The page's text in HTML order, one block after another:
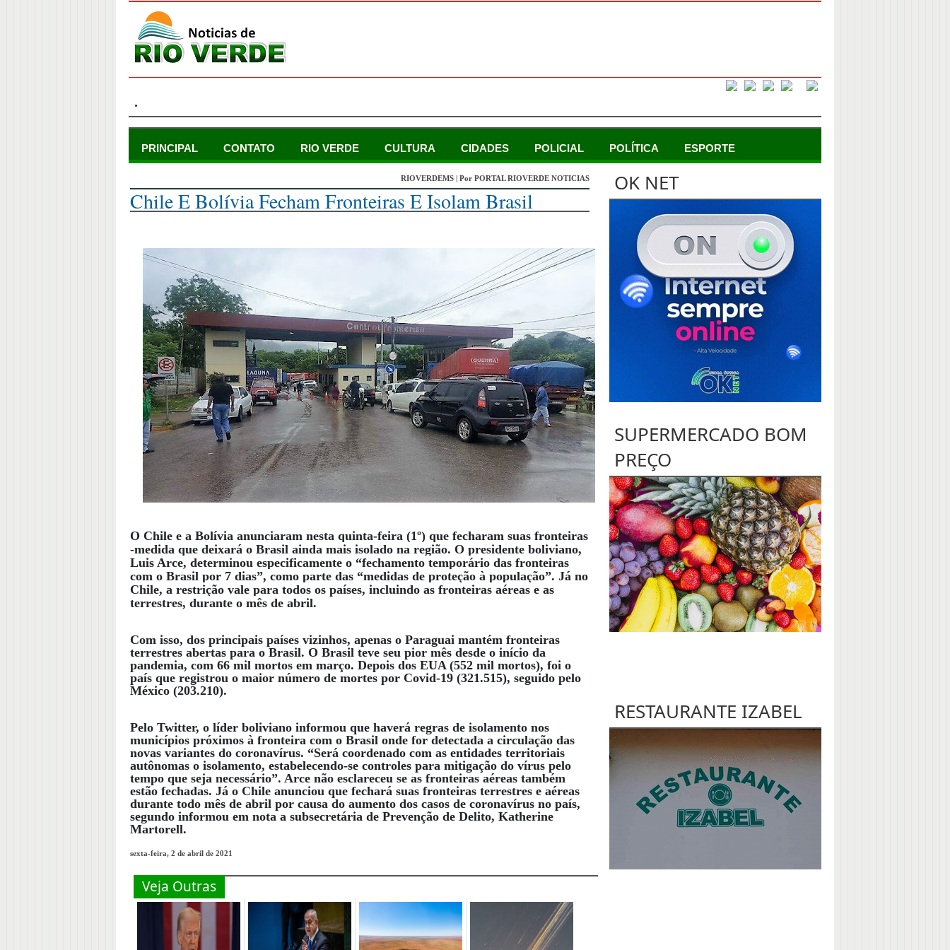
.
PRINCIPAL CONTATO RIO VERDE CULTURA CIDADES POLICIAL POLÍTICA ESPORTE
RIOVERDEMS | Por PORTAL RIOVERDE NOTICIAS
Chile E Bolívia Fecham Fronteiras E Isolam Brasil
O Chile e a Bolívia anunciaram nesta quinta-feira (1º) que fecharam suas fronteiras
-medida que deixará o Brasil ainda mais isolado na região. O presidente boliviano,
Luis Arce, determinou especificamente o “fechamento temporário das fronteiras
com o Brasil por 7 dias”, como parte das “medidas de proteção à população”. Já no
Chile, a restrição vale para todos os países, incluindo as fronteiras aéreas e as
terrestres, durante o mês de abril.
Com isso, dos principais países vizinhos, apenas o Paraguai mantém fronteiras
terrestres abertas para o Brasil. O Brasil teve seu pior mês desde o início da
pandemia, com 66 mil mortos em março. Depois dos EUA (552 mil mortos), foi o
país que registrou o maior número de mortes por Covid-19 (321.515), seguido pelo
México (203.210).
Pelo Twitter, o líder boliviano informou que haverá regras de isolamento nos
municípios próximos à fronteira com o Brasil onde for detectada a circulação das
novas variantes do coronavírus. “Será coordenado com as entidades territoriais
autônomas o isolamento, estabelecendo-se controles para mitigação do vírus pelo
tempo que seja necessário”. Arce não esclareceu se as fronteiras aéreas também
estão fechadas. Já o Chile anunciou que fechará suas fronteiras terrestres e aéreas
durante todo mês de abril por causa do aumento dos casos de coronavírus no país,
segundo informou em nota a subsecretária de Prevenção de Delito, Katherine
Martorell.
sexta-feira, 2 de abril de 2021
Veja Outras
OK NET
SUPERMERCADO BOM
PREÇO
RESTAURANTE IZABEL